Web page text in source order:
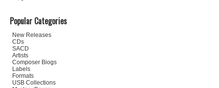
Popular Categories
New Releases
CDs
SACD
Artists
Composer Biogs
Labels
Formats
USB Collections